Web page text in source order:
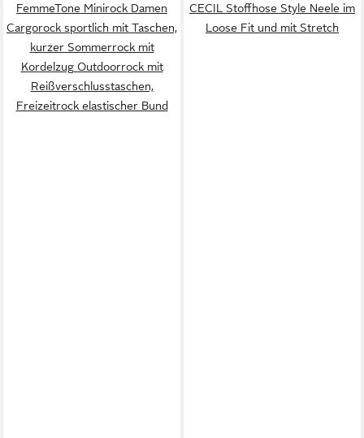
FemmeTone Minirock Damen
Cargorock sportlich mit Taschen,
kurzer Sommerrock mit
Kordelzug Outdoorrock mit
Reißverschlusstaschen,
Freizeitrock elastischer Bund
CECIL Stoffhose Style Neele im
Loose Fit und mit Stretch